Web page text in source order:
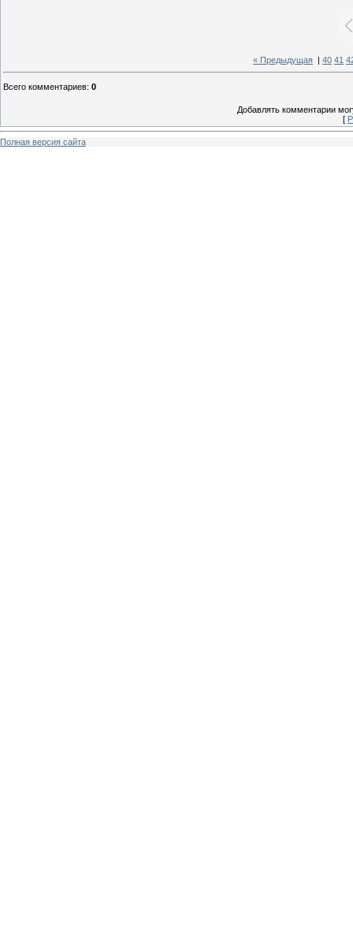
« Предыдущая 40 41
Всего комментариев: 0
Добавлять комментарии
[
Полная версия сайта